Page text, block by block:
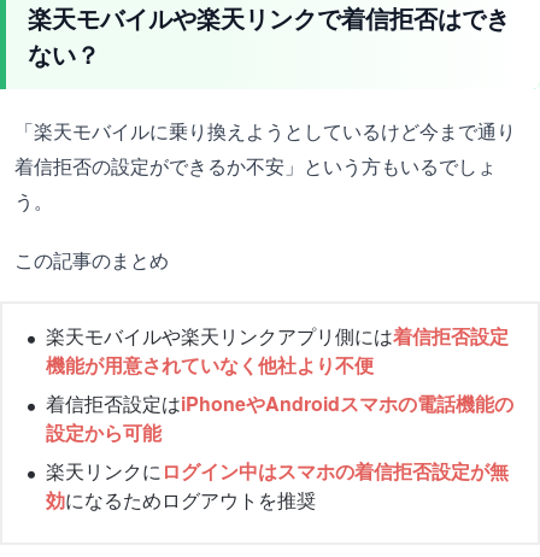
楽天モバイルや楽天リンクで着信拒否はでき
ない？
「楽天モバイルに乗り換えようとしているけど今まで通り
着信拒否の設定ができるか不安」という方もいるでしょ
う。
この記事のまとめ
楽天モバイルや楽天リンクアプリ側には着信拒否設定
機能が用意されていなく他社より不便
着信拒否設定はiPhoneやAndroidスマホの電話機能の
設定から可能
楽天リンクにログイン中はスマホの着信拒否設定が無
効になるためログアウトを推奨